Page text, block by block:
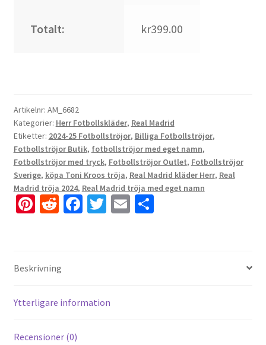
Totalt: kr399.00
Artikelnr: AM_6682
Kategorier: Herr Fotbollskläder, Real Madrid
Etiketter: 2024-25 Fotbollströjor, Billiga Fotbollströjor,
Fotbollströjor Butik, fotbollströjor med eget namn,
Fotbollströjor med tryck, Fotbollströjor Outlet, Fotbollströjor
Sverige, köpa Toni Kroos tröja, Real Madrid kläder Herr, Real
Madrid tröja 2024, Real Madrid tröja med eget namn
Pi
es
t
R
di
t
Fa
k
T E D
Beskrivning
Ytterligare information
Recensioner (0)